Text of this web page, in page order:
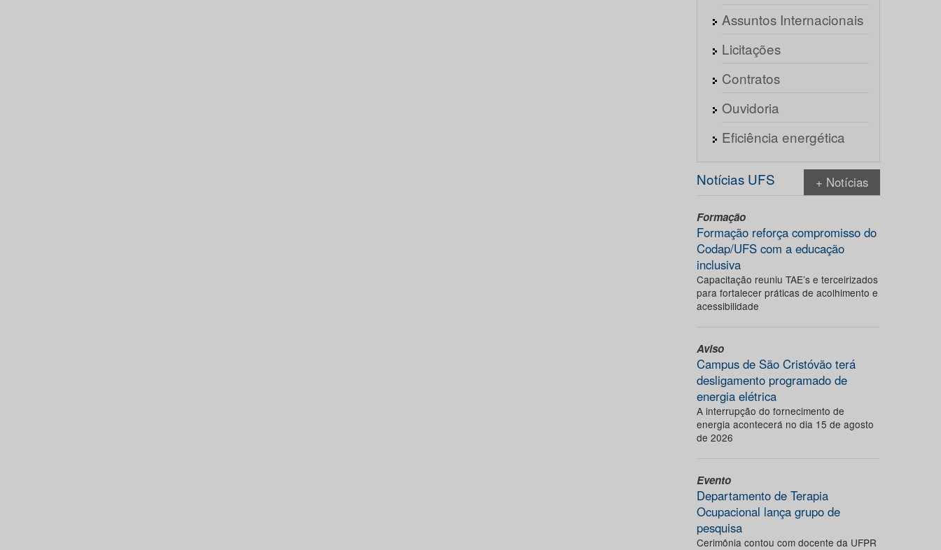
Assuntos Internacionais
Licitações
Contratos
Ouvidoria
Eficiência energética
Notícias UFS + Notícias
Formação
Formação reforça compromisso do
Codap/UFS com a educação
inclusiva
Capacitação reuniu TAE’s e terceirizados
para fortalecer práticas de acolhimento e
acessibilidade
Aviso
Campus de São Cristóvão terá
desligamento programado de
energia elétrica
A interrupção do fornecimento de
energia acontecerá no dia 15 de agosto
de 2026
Evento
Departamento de Terapia
Ocupacional lança grupo de
pesquisa
Cerimônia contou com docente da UFPR